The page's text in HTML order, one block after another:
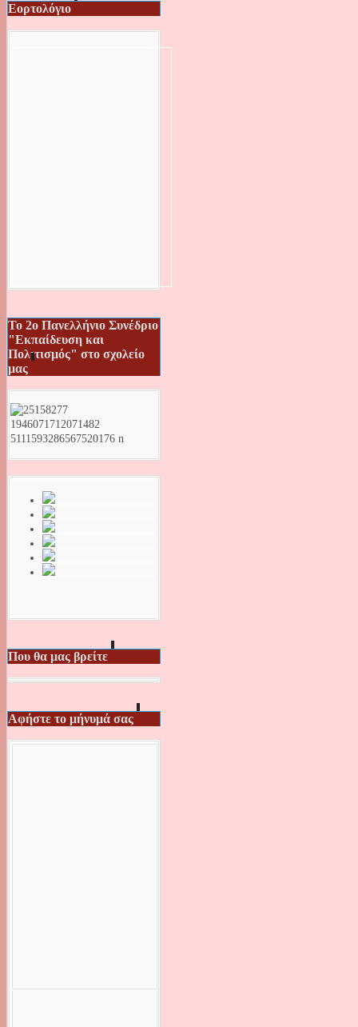
Εορτολόγιο
Το 2ο Πανελλήνιο Συνέδριο
"Εκπαίδευση και
Πολιτισμός" στο σχολείο
μας
Που θα μας βρείτε
Αφήστε το μήνυμά σας